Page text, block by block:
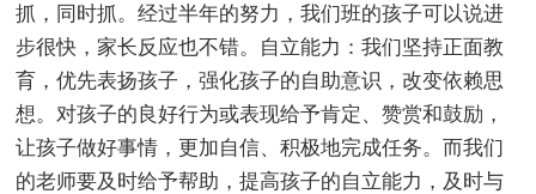
抓，同时抓。经过半年的努力，我们班的孩子可以说进
步很快，家长反应也不错。自立能力：我们坚持正面教
育，优先表扬孩子，强化孩子的自助意识，改变依赖思
想。对孩子的良好行为或表现给予肯定、赞赏和鼓励，
让孩子做好事情，更加自信、积极地完成任务。而我们
的老师要及时给予帮助，提高孩子的自立能力，及时与